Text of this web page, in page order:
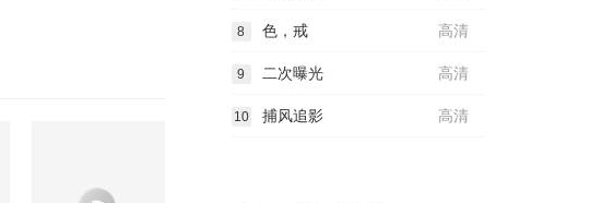
高清
8 色，戒
高清
9 二次曝光
高清
10 捕风追影